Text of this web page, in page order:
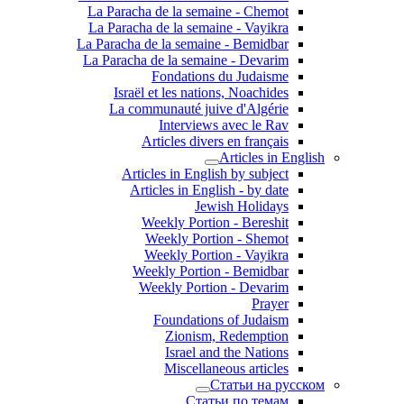
La Paracha de la semaine - Chemot
La Paracha de la semaine - Vayikra
La Paracha de la semaine - Bemidbar
La Paracha de la semaine - Devarim
Fondations du Judaisme
Israël et les nations, Noachides
La communauté juive d'Algérie
Interviews avec le Rav
Articles divers en français
Articles in English
Articles in English by subject
Articles in English - by date
Jewish Holidays
Weekly Portion - Bereshit
Weekly Portion - Shemot
Weekly Portion - Vayikra
Weekly Portion - Bemidbar
Weekly Portion - Devarim
Prayer
Foundations of Judaism
Zionism, Redemption
Israel and the Nations
Miscellaneous articles
Статьи на русском
Статьи по темам